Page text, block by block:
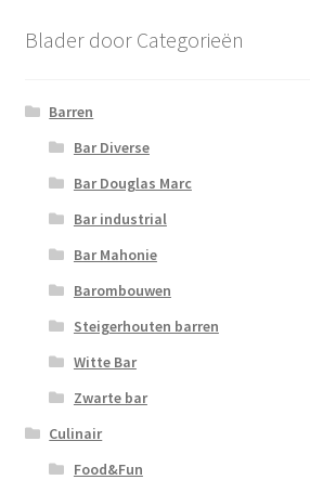
Blader door Categorieën
Barren
Bar Diverse
Bar Douglas Marc
Bar industrial
Bar Mahonie
Barombouwen
Steigerhouten barren
Witte Bar
Zwarte bar
Culinair
Food&Fun